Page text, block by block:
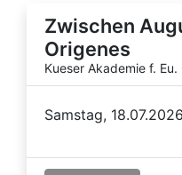
Zwischen
Origenes
Kueser Akademie f.
Samstag, 18.07.2026